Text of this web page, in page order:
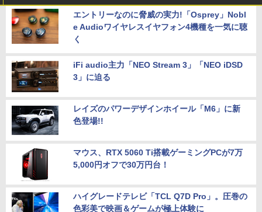
エントリーなのに脅威の実力!「Osprey」Nobl
e Audioワイヤレスイヤフォン4機種を一気に聴
く
iFi audio主力「NEO Stream 3」「NEO iDSD
3」に迫る
レイズのパワーデザインホイール「M6」に新
色登場!!
マウス、RTX 5060 Ti搭載ゲーミングPCが7万
5,000円オフで30万円台！
ハイグレードテレビ「TCL Q7D Pro」。圧巻の
色彩美で映画＆ゲームが極上体験に